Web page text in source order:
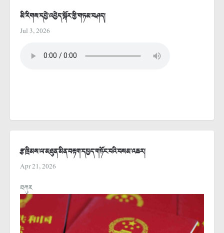
མི་རིགས་དབྱེ་འབྱེད་སྐོར་གྱི་གཏམ་བཤད།
Jul 3, 2026
རྩ་ཁྲིམས་ལ་མཐུན་མིན་བརྟག་དཔྱད་གཏོང་བའི་བསམ་འཆར།
Apr 21, 2026
བཀུར